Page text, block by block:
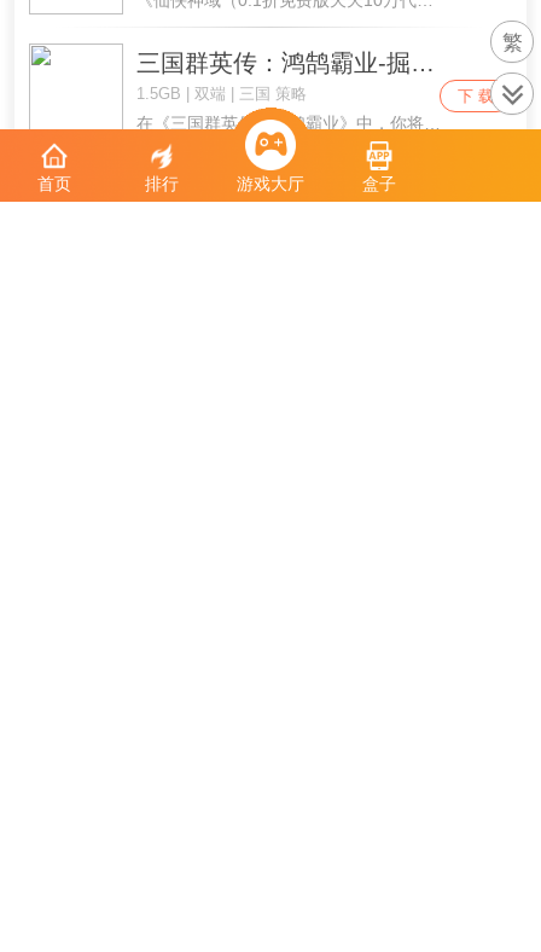
三国群英传：鸿鹄霸业-掘金版（100免费）
1.5GB | 双端 | 三国 策略 下 载
勇者传承（0.1折死神觉醒）
繁
首页 排行 游戏大厅 盒子